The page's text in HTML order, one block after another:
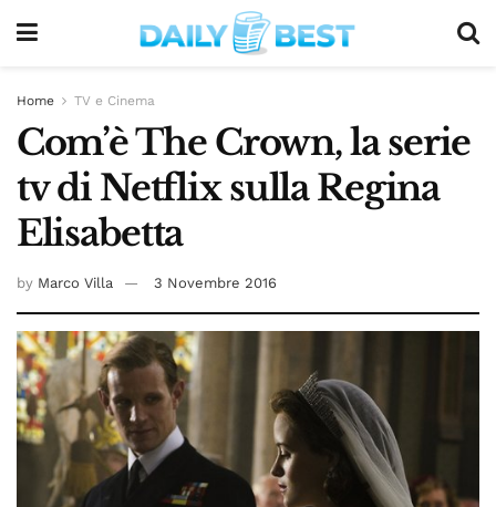
Home TV e Cinema
Com’è The Crown, la serie
tv di Netflix sulla Regina
Elisabetta
by Marco Villa 3 Novembre 2016